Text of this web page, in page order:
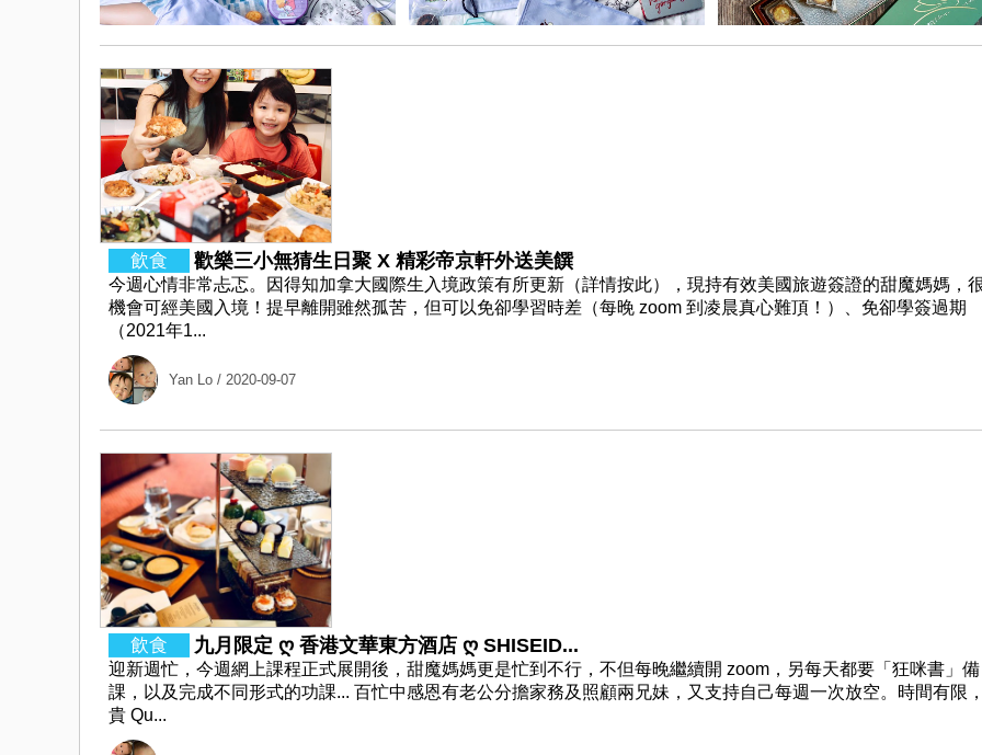
歡樂三小無猜生日聚 X 精彩帝京軒外送美饌
今週心情非常忐忑。因得知加拿大國際生入境政策有所更新（詳情按此），現持有效美國旅遊簽證的甜魔媽媽，
機會可經美國入境！提早離開雖然孤苦，但可以免卻學習時差（每晚 zoom 到凌晨真心難頂！）、免卻學簽過期
（2021年1...
Yan Lo / 2020-09-07
九月限定 ღ 香港文華東方酒店 ღ SHISEID...
迎新週忙，今週網上課程正式展開後，甜魔媽媽更是忙到不行，不但每晚繼續開 zoom，另每天都要「狂咪書」備
課，以及完成不同形式的功課... 百忙中感恩有老公分擔家務及照顧兩兄妹，又支持自己每週一次放空。時間有限
貴 Qu...